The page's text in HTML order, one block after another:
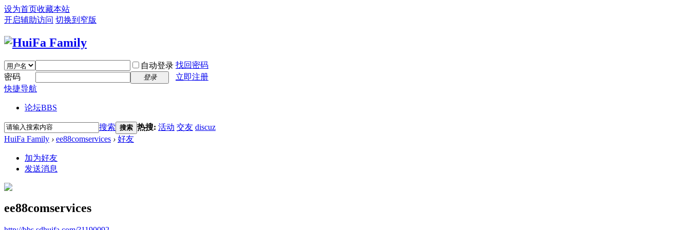
设为首页收藏本站
开启辅助访问 切换到窄版
自动登录 找回密码
密码
登录
立即注册
快捷导航
论坛BBS
搜索 搜索 热搜: 活动 交友 discuz
HuiFa Family › ee88comservices › 好友
加为好友
发送消息
ee88comservices